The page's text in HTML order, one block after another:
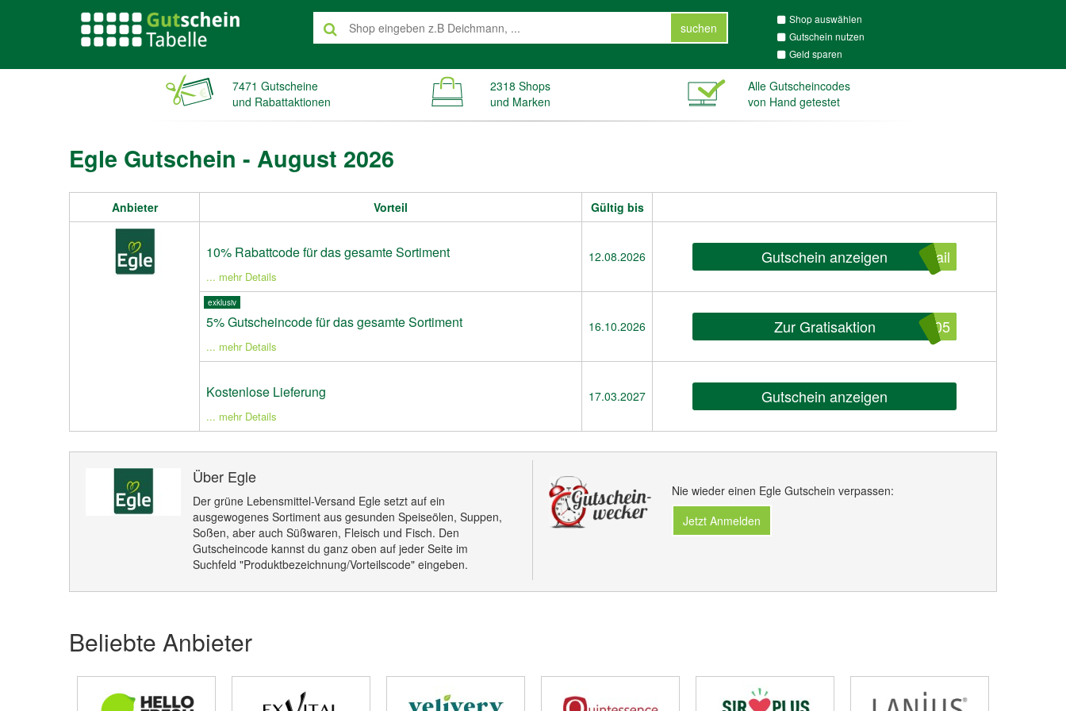
suchen
Shop auswählen
Gutschein nutzen
Geld sparen
7471 Gutscheine
und Rabattaktionen
2318 Shops
und Marken
Alle Gutscheincodes
von Hand getestet
Egle Gutschein - August 2026
Anbieter Vorteil Gültig bis
10% Rabattcode für das gesamte Sortiment
... mehr Details
12.08.2026 Gutschein anzeigen ail
5% Gutscheincode für das gesamte Sortiment
exklusiv
... mehr Details
16.10.2026 Zur Gratisaktion 005
Kostenlose Lieferung
... mehr Details
17.03.2027 Gutschein anzeigen
Über Egle
Der grüne Lebensmittel-Versand Egle setzt auf ein
ausgewogenes Sortiment aus gesunden Speiseölen, Suppen,
Soßen, aber auch Süßwaren, Fleisch und Fisch. Den
Gutscheincode kannst du ganz oben auf jeder Seite im
Suchfeld "Produktbezeichnung/Vorteilscode" eingeben.
Nie wieder einen Egle Gutschein verpassen:
Jetzt Anmelden
Beliebte Anbieter